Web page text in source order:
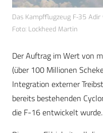
Das Kampfflugzeug F-35
Foto: Lockheed Martin
Der Auftrag im Wert von
(über 100 Millionen
Integration externer
bereits bestehenden
die F-16 entwickelt wurde.